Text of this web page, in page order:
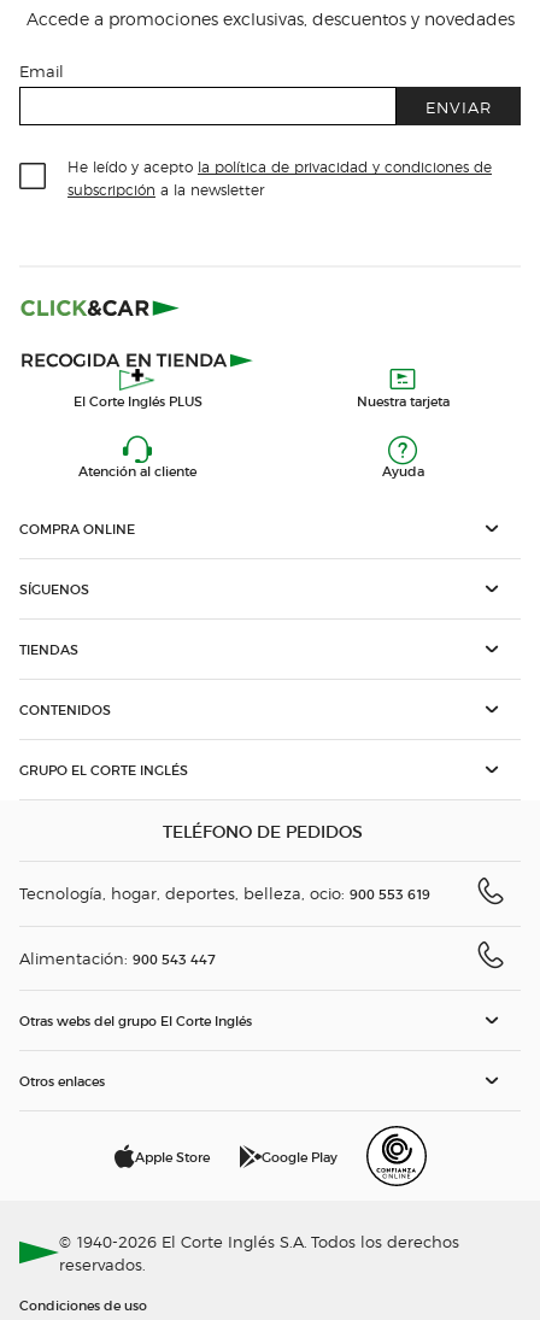
Accede a promociones exclusivas, descuentos y novedades
Email
ENVIAR
He leído y acepto la política de privacidad y condiciones de
subscripción a la newsletter
El Corte Inglés PLUS Nuestra tarjeta
Atención al cliente Ayuda
COMPRA ONLINE
SÍGUENOS
TIENDAS
CONTENIDOS
GRUPO EL CORTE INGLÉS
TELÉFONO DE PEDIDOS
Tecnología, hogar, deportes, belleza, ocio: 900 553 619
Alimentación: 900 543 447
Otras webs del grupo El Corte Inglés
Otros enlaces
Apple Store Google Play
© 1940-2026 El Corte Inglés S.A. Todos los derechos
reservados.
Condiciones de uso